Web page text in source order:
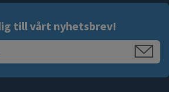
till vårt nyhetsbrev!